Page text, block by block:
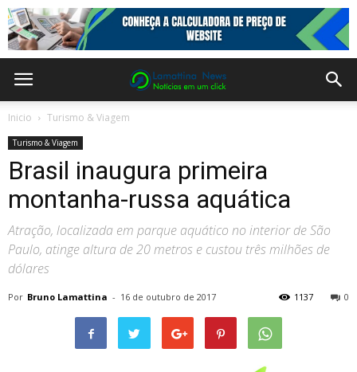
Inicio Turismo & Viagem
Turismo & Viagem
Brasil inaugura primeira
montanha-russa aquática
Atração, localizada em parque aquático no interior de São
Paulo, atinge altura de 20 metros e custou três milhões de
dólares
Por Bruno Lamattina - 16 de outubro de 2017 0
1137